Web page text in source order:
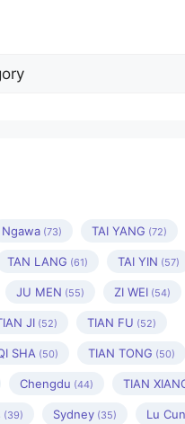
Ngawa (73) TAI YANG (72)
TAN LANG (61) TAI YIN (57)
JU MEN (55) ZI WEI (54)
JI (52) TIAN FU (52)
SHA (50) TIAN TONG (50)
Chengdu (44) TIAN
(39) Sydney (35) Lu Cun